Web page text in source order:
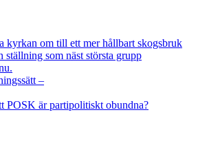
kyrkan om till ett mer hållbart skogsbruk
ställning som näst största grupp
–
POSK är partipolitiskt obundna?